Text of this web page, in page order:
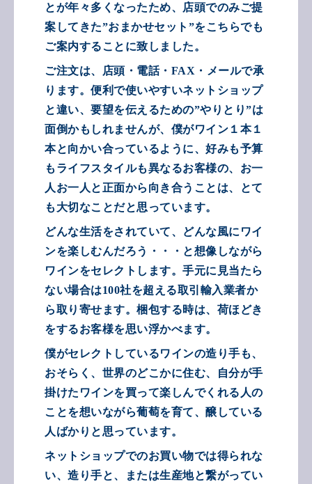
とが年々多くなったため、店頭でのみご提
案してきた”おまかせセット”をこちらでも
ご案内することに致しました。
ご注文は、店頭・電話・ FAX ・メールで承
ります。便利で使いやすいネットショップ
と違い、要望を伝えるための”やりとり”は
面倒かもしれませんが、僕がワイン１本１
本と向かい合っているように、好みも予算
もライフスタイルも異なるお客様の、お一
人お一人と正面から向き合うことは、とて
も大切なことだと思っています。
どんな生活をされていて、どんな風にワイ
ンを楽しむんだろう・・・と想像しながら
ワインをセレクトします。手元に見当たら
ない場合は100社を超える取引輸入業者か
ら取り寄せます。梱包する時は、荷ほどき
をするお客様を思い浮かべます。
僕がセレクトしているワインの造り手も、
おそらく、世界のどこかに住む、
自分が手
掛けたワインを買って楽しんでくれる 人の
ことを想いながら葡萄を育て、醸している
人ばかりと思っています。
ネットショップでのお買い物では得られな
い、造り手と、または生産地と繋がってい